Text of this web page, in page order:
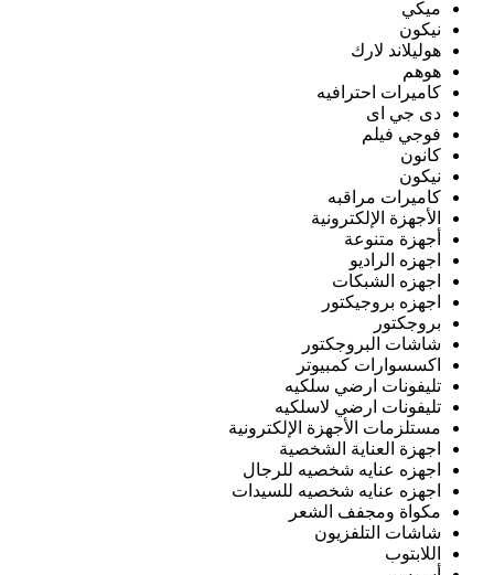
ميكي
نيكون
هوليلاند لارك
هوهم
كاميرات احترافيه
دى جي اى
فوجي فيلم
كانون
نيكون
كاميرات مراقبه
الأجهزة الإلكترونية
أجهزة متنوعة
اجهزه الراديو
اجهزه الشبكات
اجهزه بروجيكتور
بروجكتور
شاشات البروجكتور
اكسسوارات كمبيوتر
تليفونات ارضي سلكيه
تليفونات ارضي لاسلكيه
مستلزمات الأجهزة الإلكترونية
اجهزة العناية الشخصية
اجهزه عنايه شخصيه للرجال
اجهزه عنايه شخصيه للسيدات
مكواة ومجفف الشعر
شاشات التلفزيون
اللابتوب